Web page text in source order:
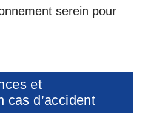
serein pour
et
cas d’accident